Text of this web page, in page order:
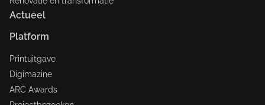
Actueel
Platform
Printuitgave
Digimazine
ARC Awards